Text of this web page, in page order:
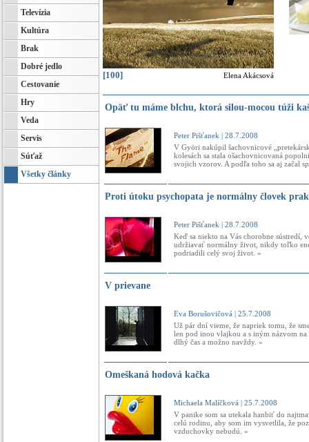
Televízia
Kultúra
Brak
Dobré jedlo
Cestovanie
Hry
Veda
Servis
Súťaž
Všetky články
[100] Elena Akácsová
Opäť tu máme blchu, ktorá silou-mocou túži
Peter Pišťanek | 28.7.2008
V Györi nakúpil šachovnicové
kolesách sa stala ošachovnicovaná
svojich vzorov. A podľa toho sa aj začal
Proti útoku psychopata je normálny človek
Peter Pišťanek | 28.7.2008
Keď sa niekto na Vás chorobne sústredí,
udržiavať normálny život, nikdy toľko
podriadili celý svoj život. »
V prievane
Eva Borušovičová | 25.7.2008
Už pár dní vieme, že napriek tomu, že
len pod inou vlajkou a s iným názvom
dlhý čas a možno navždy. »
Omeškaná hodová kačka
Michaela Malíčková | 25.7.2008
V panike som sa utekala hanbiť do
celú rodinu, aby som im vysvetlila, že
vzduchovky nebudú. »